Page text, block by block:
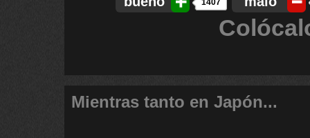
1407
Mientras tanto en Japón...